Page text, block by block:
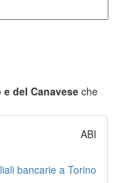
e del Canavese che
ABI
bancarie a Torino